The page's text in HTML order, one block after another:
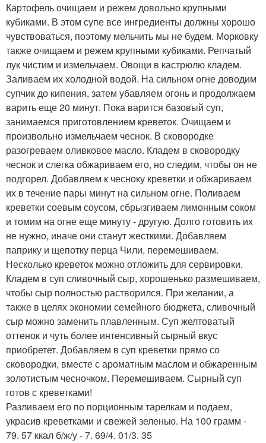
Картофель очищаем и режем довольно крупными
кубиками. В этом супе все ингредиенты должны хорошо
чувствоваться, поэтому мельчить мы не будем. Морковку
также очищаем и режем крупными кубиками. Репчатый
лук чистим и измельчаем. Овощи в кастрюлю кладем.
Заливаем их холодной водой. На сильном огне доводим
супчик до кипения, затем убавляем огонь и продолжаем
варить еще 20 минут. Пока варится базовый суп,
занимаемся приготовлением креветок. Очищаем и
произвольно измельчаем чеснок. В сковородке
разогреваем оливковое масло. Кладем в сковородку
чеснок и слегка обжариваем его, но следим, чтобы он не
подгорел. Добавляем к чесноку креветки и обжариваем
их в течение пары минут на сильном огне. Поливаем
креветки соевым соусом, сбрызгиваем лимонным соком
и томим на огне еще минуту - другую. Долго готовить их
не нужно, иначе они станут жесткими. Добавляем
паприку и щепотку перца Чили, перемешиваем.
Несколько креветок можно отложить для сервировки.
Кладем в суп сливочный сыр, хорошенько размешиваем,
чтобы сыр полностью растворился. При желании, а
также в целях экономии семейного бюджета, сливочный
сыр можно заменить плавленным. Суп желтоватый
оттенок и чуть более интенсивный сырный вкус
приобретет. Добавляем в суп креветки прямо со
сковородки, вместе с ароматным маслом и обжаренным
золотистым чесночком. Перемешиваем. Сырный суп
готов с креветками!
Разливаем его по порционным тарелкам и подаем,
украсив креветками и свежей зеленью. На 100 грамм -
79. 57 ккал б/ж/у - 7. 69/4. 01/3. 35